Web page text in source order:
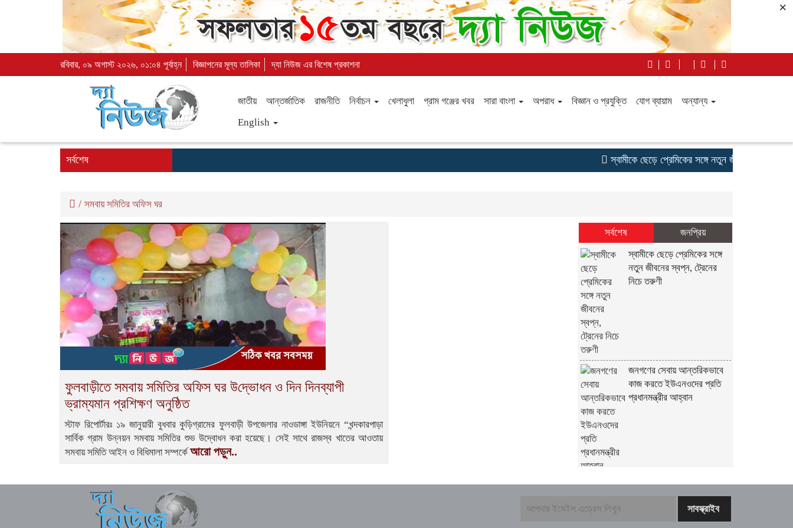
×
রবিবার, ০৯ অগাস্ট ২০২৬, ০১:০৪ পূর্বাহ্ন বিজ্ঞাপনের মূল্য তালিকা দ্যা নিউজ এর বিশেষ প্রকাশনা
জাতীয় আন্তর্জাতিক রাজনীতি নির্বাচন খেলাধুলা গ্রাম গঞ্জের খবর সারা বাংলা অপরাধ বিজ্ঞান ও প্রযুক্তি যোগ ব্যায়াম
অন্যান্য
English
সর্বশেষ স্বামীকে ছেড়ে প্রেমিকের সঙ্গে নতুন জীবনের স্বপ্ন,
/ সমবায় সমিতির অফিস ঘর
ফুলবাড়ীতে সমবায় সমিতির অফিস ঘর উ‌দ্ভোধন ও দিন দিনব্যাপী
ভ্রাম্যমান প্রশিক্ষণ অনু‌ষ্ঠিত
স্টাফ রিপোর্টারঃ ১৯ জানুয়ারী বুধবার কু‌ড়িগ্রামের ফুলবাড়ী উপজেলার নাওডাঙ্গা ইউনিয়নে “খন্দকারপাড়া
সা‌র্বিক গ্রাম উন্নয়ন সমবায় স‌মি‌তির শুভ উদ্বোধন করা হয়েছে। সেই সাথে রাজস্ব খাতের আওতায়
সমবায় সমিতি আইন ও বিধিমালা সম্পর্কে আরো পড়ুন..
সর্বশেষ
জনপ্রিয়
স্বামীকে ছেড়ে প্রেমিকের সঙ্গে
নতুন জীবনের স্বপ্ন, ট্রেনের
নিচে তরুণী
জনগণের সেবায় আন্তরিকভাবে
কাজ করতে ইউএনওদের প্রতি
প্রধানমন্ত্রীর আহ্বান
৫০০ টাকার বিনিময়ে চুল বিক্রি,
দুই সন্তানকে নিয়ে রেললাইনে